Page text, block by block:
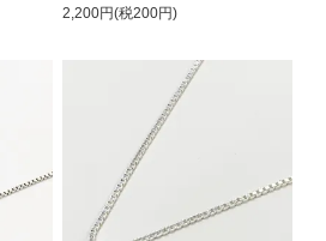
2,200円(税200円)